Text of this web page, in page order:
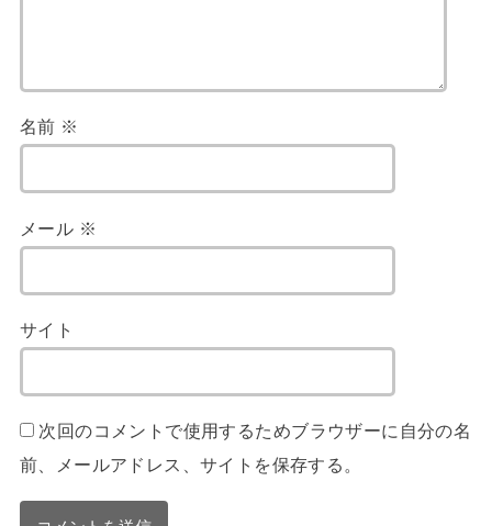
名前 ※
メール ※
サイト
次回のコメントで使用するためブラウザーに自分の名
前、メールアドレス、サイトを保存する。